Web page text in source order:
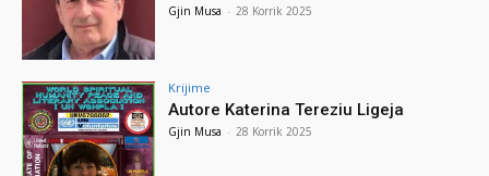
Gjin Musa - 28 Korrik 2025
Krijime
Autore Katerina Tereziu Ligeja
Gjin Musa - 28 Korrik 2025